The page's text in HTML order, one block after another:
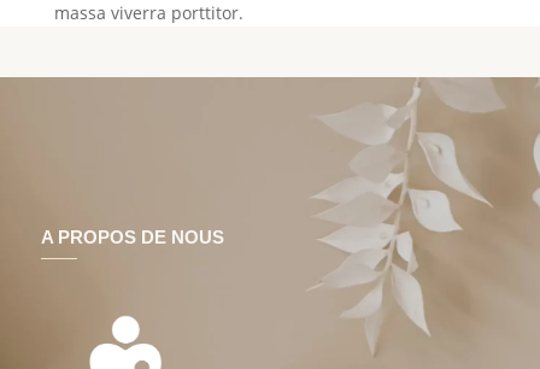
massa viverra porttitor.
A PROPOS DE NOUS